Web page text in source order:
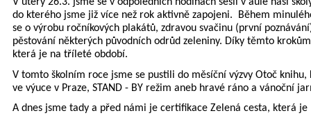
z přehazované pro 1.st
do kterého jsme již více než rok aktivně zapojeni. Během
se o výrobu ročníkových plakátů, zdravou svačinu (první
pěstování některých původních odrůd zeleniny. Díky těmto
která je na tříleté období.
V tomto školním roce jsme se pustili do měsíční výzvy Otoč
ve výuce v Praze, STAND - BY režim aneb hravé ráno a vánoční
A dnes jsme tady a před námi je certifikace Zelená cesta, která